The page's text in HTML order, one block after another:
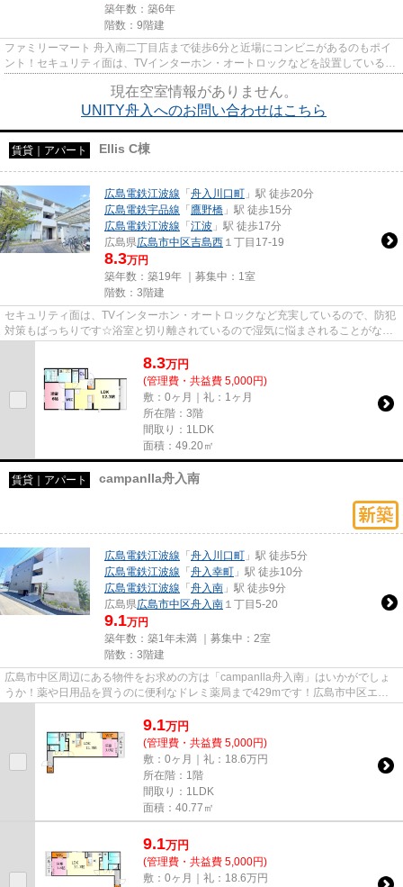
築年数：築6年
階数：9階建
ファミリーマート 舟入南二丁目店まで徒歩6分と近場にコンビニがあるのもポイ
ント！セキュリティ面は、TVインターホン・オートロックなどを設置しているの
現在空室情報がありません。
UNITY舟入へのお問い合わせはこちら
賃貸｜アパート Ellis C棟
広島電鉄江波線 「 舟入川口町 」駅 徒歩20分
広島電鉄宇品線 「 鷹野橋 」駅 徒歩15分
広島電鉄江波線 「 江波 」駅 徒歩17分
広島県広島市中区吉島西 １丁目17-19
8.3万円
築年数：築19年 ｜募集中： 1室
階数：3階建
セキュリティ面は、TVインターホン・オートロックなど充実しているので、防犯
対策もばっちりです☆浴室と切り離されているので湿気に悩まされることがなく
8.3万円
(管理費・共益費 5,000円)
敷：0ヶ月｜礼：1ヶ月
所在階：3階
間取り：1LDK
面積：49.20㎡
賃貸｜アパート campanlla舟入南
広島電鉄江波線 「 舟入川口町 」駅 徒歩5分
広島電鉄江波線 「 舟入幸町 」駅 徒歩10分
広島電鉄江波線 「 舟入南 」駅 徒歩9分
広島県広島市中区舟入南 １丁目5-20
9.1万円
築年数：築1年未満 ｜募集中： 2室
階数：3階建
広島市中区周辺にある物件をお求めの方は「campanlla舟入南」はいかがでしょ
うか！薬や日用品を買うのに便利なドレミ薬局まで429mです！広島市中区エリ
9.1万円
(管理費・共益費 5,000円)
敷：0ヶ月｜礼：18.6万円
所在階：1階
間取り：1LDK
面積：40.77㎡
9.1万円
(管理費・共益費 5,000円)
敷：0ヶ月｜礼：18.6万円